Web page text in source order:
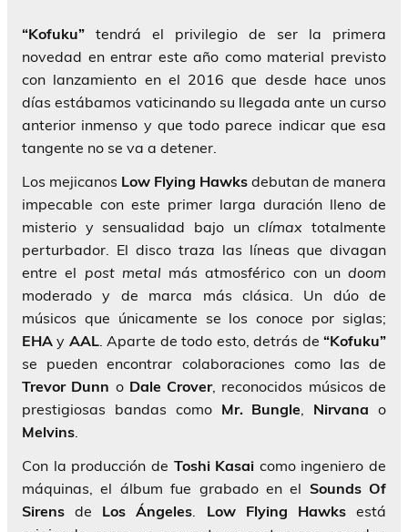
“Kofuku” tendrá el privilegio de ser la primera
novedad en entrar este año como material previsto
con lanzamiento en el 2016 que desde hace unos
días estábamos vaticinando su llegada ante un curso
anterior inmenso y que todo parece indicar que esa
tangente no se va a detener.
Los mejicanos Low Flying Hawks debutan de manera
impecable con este primer larga duración lleno de
misterio y sensualidad bajo unclímax totalmente
perturbador. El disco traza las líneas que divagan
entre el post metalmás atmosférico con un doom
moderado y de marca más clásica. Un dúo de
músicos que únicamente se los conoce por siglas;
EHA y AAL. Aparte de todo esto, detrás de“Kofuku”
se pueden encontrar colaboraciones como las de
Trevor Dunn o Dale Crover, reconocidos músicos de
prestigiosas bandas como Mr. Bungle Nirvana o
Melvins
Con la producción de Toshi Kasai como ingeniero de
máquinas, el álbum fue grabado en el Sounds Of
Sirens de Los Ángeles Low Flying Hawksestá